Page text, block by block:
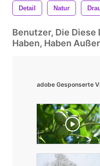
Detail Natur
Benutzer, Die
Haben, Haben
adobe Gesponserte